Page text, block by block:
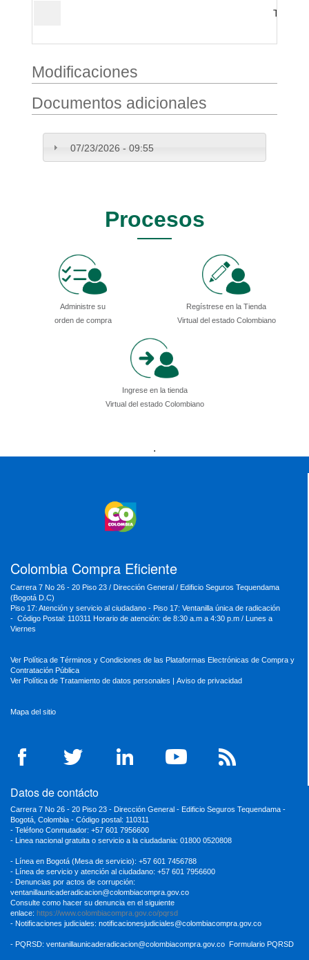
Total
Modificaciones
Documentos adicionales
07/23/2026 - 09:55
Procesos
Administre su
orden de compra
Regístrese en la Tienda
Virtual del estado Colombiano
Ingrese en la tienda
Virtual del estado Colombiano
MinRelaciones
MinHacienda
.
Colombia Compra Eficiente
Carrera 7 No 26 - 20 Piso 23 / Dirección General / Edificio Seguros Tequendama
(Bogotá D.C)
Piso 17: Atención y servicio al ciudadano - Piso 17: Ventanilla única de radicación
- Código Postal: 110311 Horario de atención: de 8:30 a.m a 4:30 p.m / Lunes a
Viernes
Ver Política de Términos y Condiciones de las Plataformas Electrónicas de Compra y
Contratación Pública
Ver Política de Tratamiento de datos personales
Aviso de privacidad
Mapa del sitio
Datos de contácto
Carrera 7 No 26 - 20 Piso 23 - Dirección General - Edificio Seguros Tequendama -
Bogotá, Colombia - Código postal: 110311
- Teléfono Conmutador: +57 601 7956600
- Linea nacional gratuita o servicio a la ciudadania: 01800 0520808
- Línea en Bogotá (Mesa de servicio): +57 601 7456788
- Línea de servicio y atención al ciudadano: +57 601 7956600
- Denuncias por actos de corrupción:
ventanillaunicaderadicacion@colombiacompra.gov.co
Consulte como hacer su denuncia en el siguiente
enlace: https://www.colombiacompra.gov.co/pqrsd
- Notificaciones judiciales: notificacionesjudiciales@colombiacompra.gov.co
- PQRSD: ventanillaunicaderadicacion@colombiacompra.gov.co Formulario PQRSD